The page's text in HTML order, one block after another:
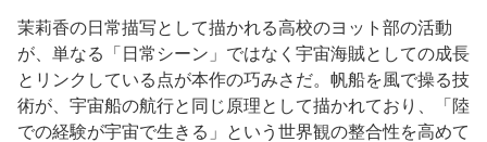
茉莉香の日常描写として描かれる高校のヨット部の活動
が、単なる「日常シーン」ではなく宇宙海賊としての成長
とリンクしている点が本作の巧みさだ。帆船を風で操る技
術が、宇宙船の航行と同じ原理として描かれており、「陸
での経験が宇宙で生きる」という世界観の整合性を高めて